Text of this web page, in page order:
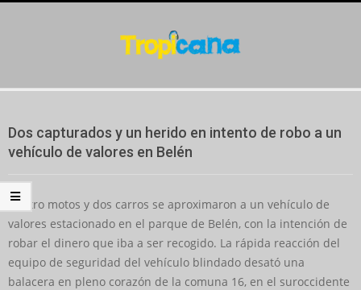
Menu
Dos capturados y un herido en intento de robo a un
vehículo de valores en Belén
Cuatro motos y dos carros se aproximaron a un vehículo de
valores estacionado en el parque de Belén, con la intención de
robar el dinero que iba a ser recogido. La rápida reacción del
equipo de seguridad del vehículo blindado desató una
balacera en pleno corazón de la comuna 16, en el suroccidente